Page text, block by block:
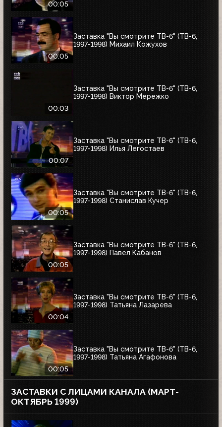
00:05
00:05
Заставка "Вы смотрите ТВ-6" (ТВ-6,
1997-1998) Михаил Кожухов
00:03
Заставка "Вы смотрите ТВ-6" (ТВ-6,
1997-1998) Виктор Мережко
00:07
Заставка "Вы смотрите ТВ-6" (ТВ-6,
1997-1998) Илья Легостаев
00:05
Заставка "Вы смотрите ТВ-6" (ТВ-6,
1997-1998) Станислав Кучер
00:05
Заставка "Вы смотрите ТВ-6" (ТВ-6,
1997-1998) Павел Кабанов
00:04
Заставка "Вы смотрите ТВ-6" (ТВ-6,
1997-1998) Татьяна Лазарева
00:05
Заставка "Вы смотрите ТВ-6" (ТВ-6,
1997-1998) Татьяна Агафонова
ЗАСТАВКИ С ЛИЦАМИ КАНАЛА (МАРТ-
ОКТЯБРЬ 1999)